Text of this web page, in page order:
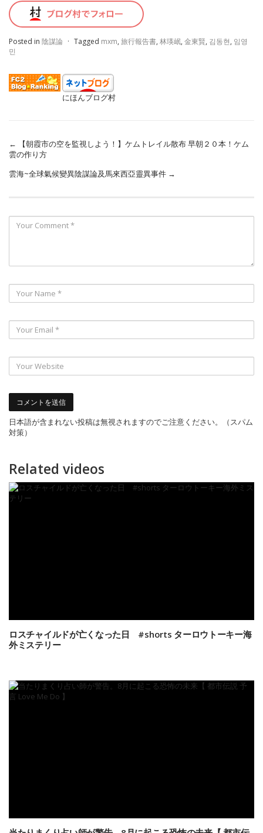
Posted in 陰謀論 · Tagged mxm, 旅行報告書, 林瑛岷, 金東賢, 김동현, 임영
민
にほんブログ村
←
【朝霞市の空を監視しよう！】ケムトレイル散布 早朝２０本！ケム
雲の作り方
雲海~全球氣候變異陰謀論及馬來西亞靈異事件 →
日本語が含まれない投稿は無視されますのでご注意ください。（スパム
対策）
Related videos
ロスチャイルドが亡くなった日 #shorts ターロウトーキー海
外ミステリー